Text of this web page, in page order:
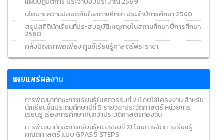
นโยบายความปลอดภัยในสถานศึกษา ประจำปีการศึกษา 2568
สรุปสถิตินักเรียนที่ประสบอุบัติเหตุภายในสถานศึกษา ปีการศึกษา
2568
คลังปัญญาพอเพียง ศูนย์เรียนรู้ศาสตร์พระราชา
เผยแพร่ผลงาน
การพัฒนาทักษะการเรียนรู้ในศตวรรษที่ 21 โดยใช้โครงงาน สำหรับ
นักเรียนชั้นประถมศึกษาปีที่ 5 รายวิชาประวัติศาสตร์ หน่วยการ
เรียนรู้ เรื่องการศึกษาค้นคว้าประวัติศาสตร์ท้องถิ่น
การพัฒนาทักษะการเรียนรู้ศตวรรษที่ 21 โดยการจัดการเรียนรู้
คณิตศาสตร์ แบบ GPAS 5 STEPS